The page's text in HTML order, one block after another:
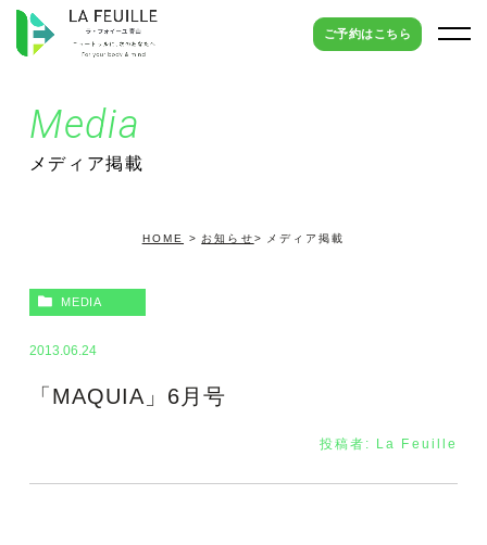
ご予約はこちら
media
メディア掲載
HOME お知らせ メディア掲載
MEDIA
2013.06.24
「MAQUIA」6月号
投稿者: La Feuille